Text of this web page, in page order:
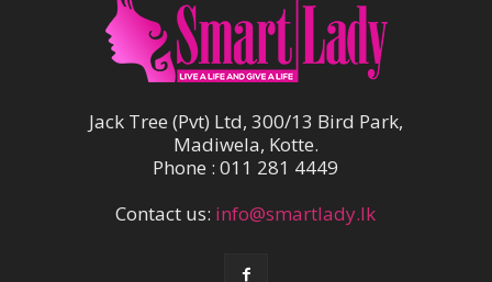
Jack Tree (Pvt) Ltd, 300/13 Bird Park,
Madiwela, Kotte.
Phone : 011 281 4449
Contact us: info@smartlady.lk